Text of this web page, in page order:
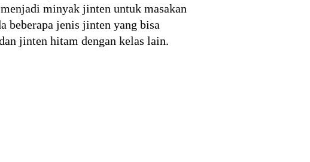
minyak jinten untuk masakan
beberapa jenis jinten yang bisa
jinten hitam dengan kelas lain.